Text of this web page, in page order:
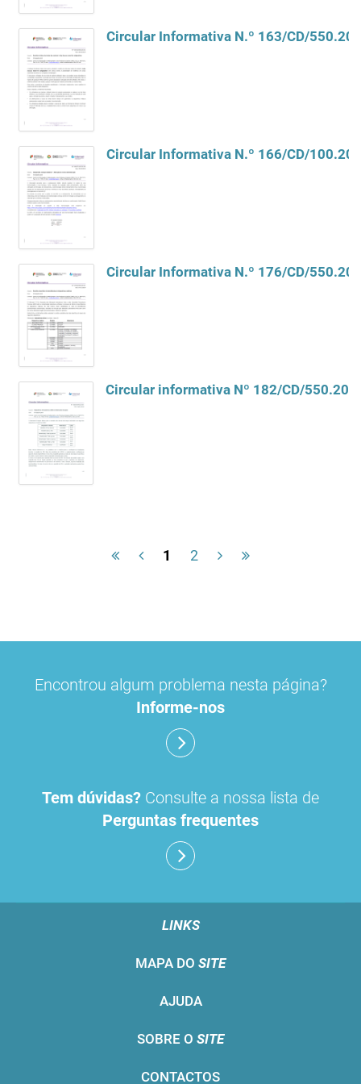
1 2
Encontrou algum problema nesta página?
Informe-nos
Tem dúvidas? Consulte a nossa lista de
Perguntas frequentes
LINKS
MAPA DO SITE
AJUDA
SOBRE O SITE
CONTACTOS